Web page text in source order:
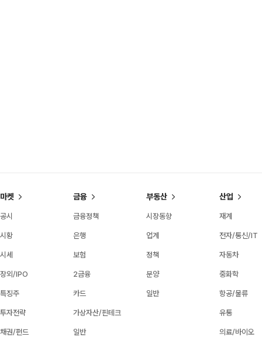
마켓
공시
시황
시세
장외/IPO
특징주
투자전략
채권/펀드
금융
금융정책
은행
보험
2금융
카드
가상자산/핀테크
일반
부동산
시장동향
업계
정책
분양
일반
산업
재계
전자/통신/IT
자동차
중화학
항공/물류
유통
의료/바이오